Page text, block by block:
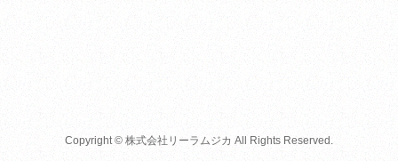
Copyright © 株式会社リーラムジカ All Rights Reserved.